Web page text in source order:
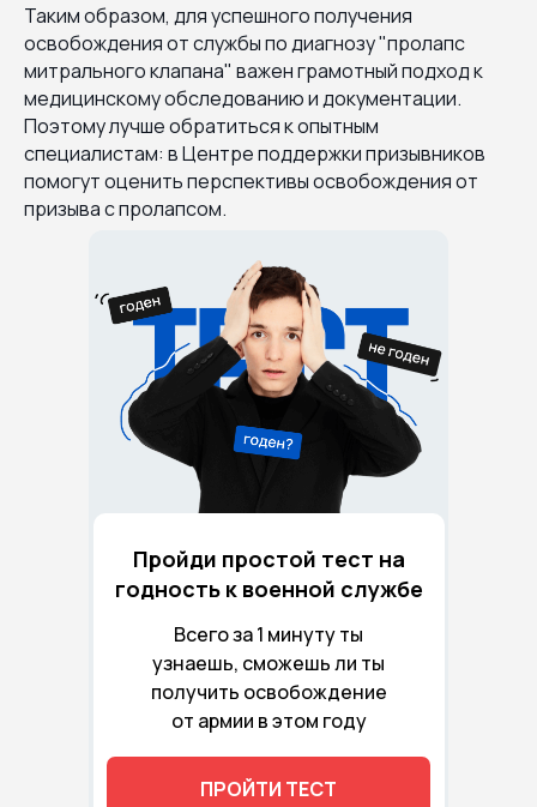
Таким образом, для успешного получения
освобождения от службы по диагнозу "пролапс
митрального клапана" важен грамотный подход к
медицинскому обследованию и документации.
Поэтому лучше обратиться к опытным
специалистам: в Центре поддержки призывников
помогут оценить перспективы освобождения от
призыва с пролапсом.
Всего за 1 минуту ты
узнаешь, сможешь ли ты
получить освобождение
от армии в этом году
Пройди простой тест на
годность к военной службе
ПРОЙТИ ТЕСТ